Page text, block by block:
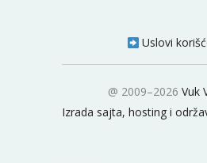
Uslovi
@ 2009–2026 Vuk
Izrada sajta, hosting i